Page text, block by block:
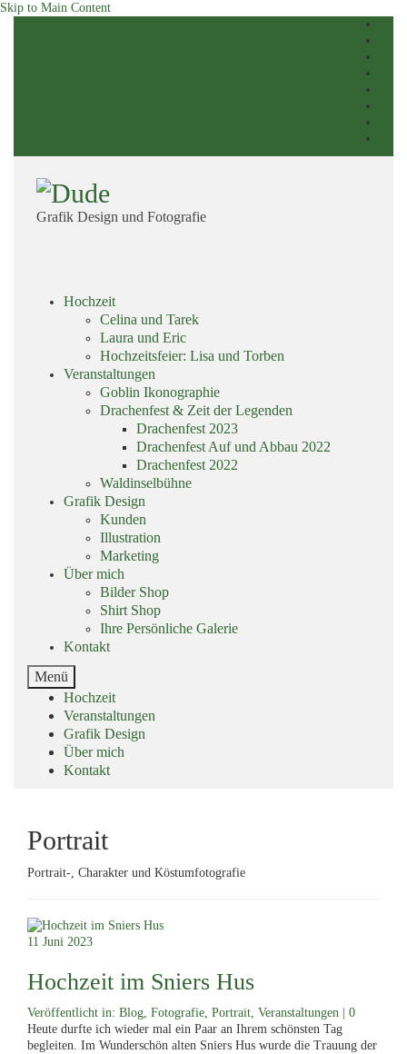
Skip to Main Content
Grafik Design und Fotografie
Hochzeit
Celina und Tarek
Laura und Eric
Hochzeitsfeier: Lisa und Torben
Veranstaltungen
Goblin Ikonographie
Drachenfest & Zeit der Legenden
Drachenfest 2023
Drachenfest Auf und Abbau 2022
Drachenfest 2022
Waldinselbühne
Grafik Design
Kunden
Illustration
Marketing
Über mich
Bilder Shop
Shirt Shop
Ihre Persönliche Galerie
Kontakt
End
of
menu
Menü
Skip
menu
Hochzeit
Veranstaltungen
Grafik Design
Über mich
Kontakt
Portrait
Portrait-, Charakter und Köstumfotografie
11 Juni 2023
Hochzeit im Sniers Hus
Veröffentlicht in: Blog, Fotografie, Portrait, Veranstaltungen
0
Heute durfte ich wieder mal ein Paar an Ihrem schönsten Tag
begleiten. Im Wunderschön alten Sniers Hus wurde die Trauung der